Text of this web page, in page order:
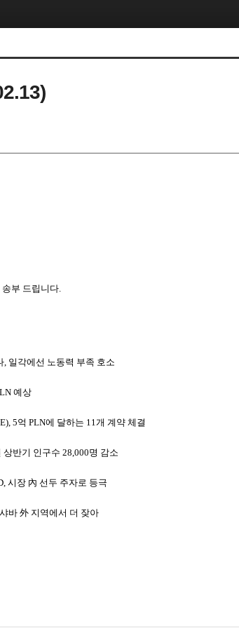
송부 드립니다.
, 일각에선 노동력 부족 호소
예상
5억 PLN에 달하는 11개 계약 체결
상반기 인구수 28,000명 감소
시장 內 선두 주자로 등극
바 外 지역에서 더 잦아